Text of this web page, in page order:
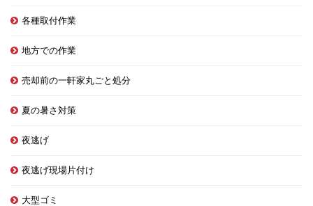
各種取付作業
地方での作業
売却前の一軒家丸ごと処分
夏の暑さ対策
夜逃げ
夜逃げ現場片付け
大型ゴミ